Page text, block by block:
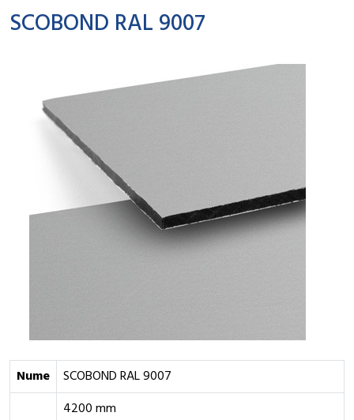
SCOBOND RAL 9007
Nume
SCOBOND RAL 9007
4200 mm